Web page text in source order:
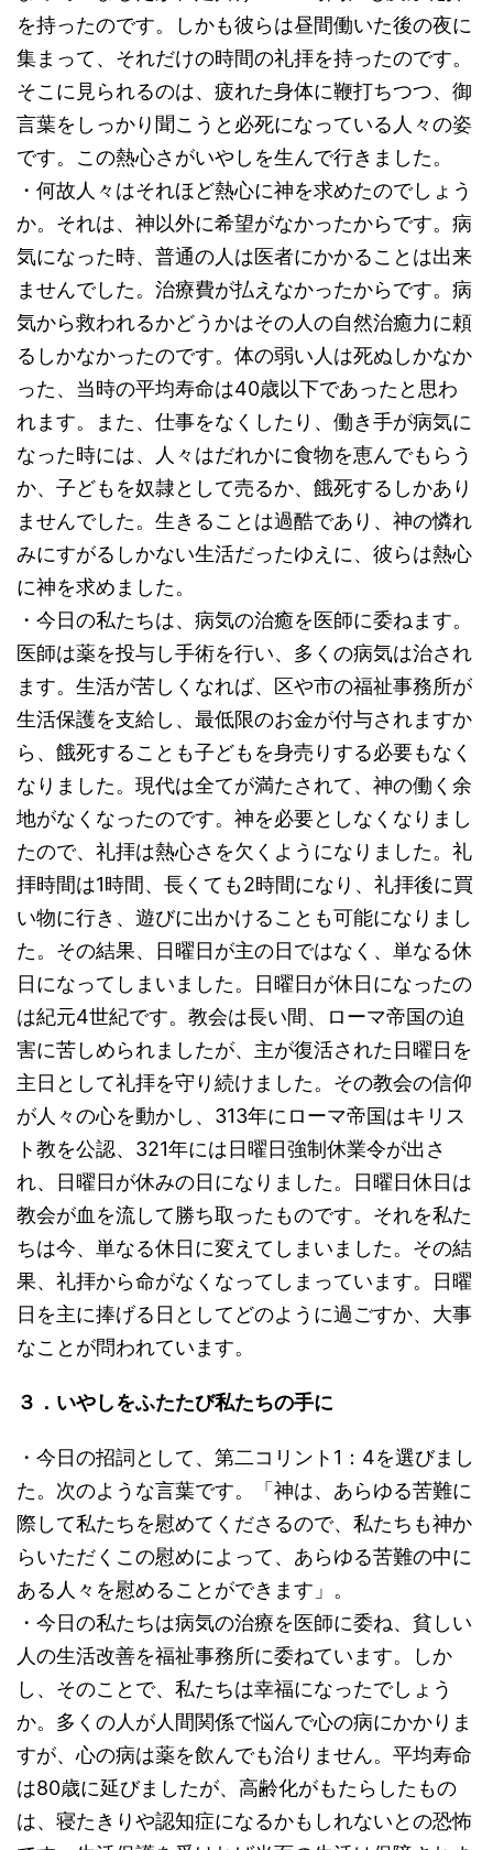
を持ったのです。しかも彼らは昼間働いた後の夜に
集まって、それだけの時間の礼拝を持ったのです。
そこに見られるのは、疲れた身体に鞭打ちつつ、御
言葉をしっかり聞こうと必死になっている人々の姿
です。この熱心さがいやしを生んで行きました。
・何故人々はそれほど熱心に神を求めたのでしょう
か。それは、神以外に希望がなかったからです。病
気になった時、普通の人は医者にかかることは出来
ませんでした。治療費が払えなかったからです。病
気から救われるかどうかはその人の自然治癒力に頼
るしかなかったのです。体の弱い人は死ぬしかなか
った、当時の平均寿命は40歳以下であったと思わ
れます。また、仕事をなくしたり、働き手が病気に
なった時には、人々はだれかに食物を恵んでもらう
か、子どもを奴隷として売るか、餓死するしかあり
ませんでした。生きることは過酷であり、神の憐れ
みにすがるしかない生活だったゆえに、彼らは熱心
に神を求めました。
・今日の私たちは、病気の治癒を医師に委ねます。
医師は薬を投与し手術を行い、多くの病気は治され
ます。生活が苦しくなれば、区や市の福祉事務所が
生活保護を支給し、最低限のお金が付与されますか
ら、餓死することも子どもを身売りする必要もなく
なりました。現代は全てが満たされて、神の働く余
地がなくなったのです。神を必要としなくなりまし
たので、礼拝は熱心さを欠くようになりました。礼
拝時間は1時間、長くても2時間になり、礼拝後に買
い物に行き、遊びに出かけることも可能になりまし
た。その結果、日曜日が主の日ではなく、単なる休
日になってしまいました。日曜日が休日になったの
は紀元4世紀です。教会は長い間、ローマ帝国の迫
害に苦しめられましたが、主が復活された日曜日を
主日として礼拝を守り続けました。その教会の信仰
が人々の心を動かし、313年にローマ帝国はキリス
ト教を公認、321年には日曜日強制休業令が出さ
れ、日曜日が休みの日になりました。日曜日休日は
教会が血を流して勝ち取ったものです。それを私た
ちは今、単なる休日に変えてしまいました。その結
果、礼拝から命がなくなってしまっています。日曜
日を主に捧げる日としてどのように過ごすか、大事
なことが問われています。
３．いやしをふたたび私たちの手に
・今日の招詞として、第二コリント1：4を選びまし
た。次のような言葉です。「神は、あらゆる苦難に
際して私たちを慰めてくださるので、私たちも神か
らいただくこの慰めによって、あらゆる苦難の中に
ある人々を慰めることができます」。
・今日の私たちは病気の治療を医師に委ね、貧しい
人の生活改善を福祉事務所に委ねています。しか
し、そのことで、私たちは幸福になったでしょう
か。多くの人が人間関係で悩んで心の病にかかりま
すが、心の病は薬を飲んでも治りません。平均寿命
は80歳に延びましたが、高齢化がもたらしたもの
は、寝たきりや認知症になるかもしれないとの恐怖